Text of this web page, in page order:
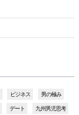
ビジネス 男の極み
デート 九州男児思考